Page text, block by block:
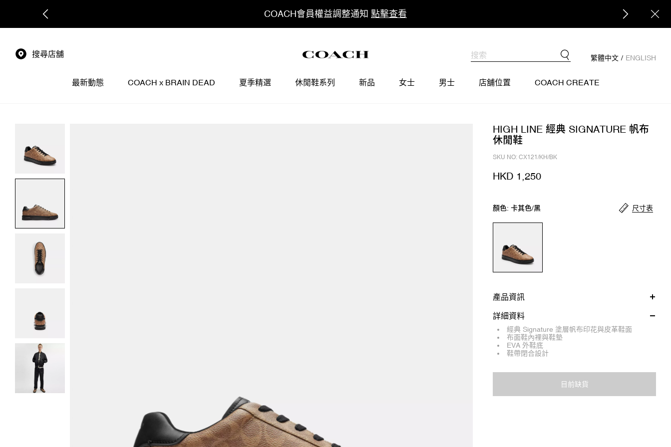
COACH會員權益調整通知 點擊查看
搜尋店舖 繁體中文 / ENGLISH
最新動態 COACH x BRAIN DEAD 夏季精選 休閒鞋系列 新品 女士 男士 店舖位置 COACH CREATE
HIGH LINE 經典 SIGNATURE 帆布
休閒鞋
SKU NO: CX121/KH/BK
HKD 1,250
顏色: 卡其色/黑 尺寸表
產品資訊
詳細資料
經典 Signature 塗層帆布印花與皮革鞋面
布面鞋內裡與鞋墊
EVA 外鞋底
鞋帶閉合設計
目前缺貨